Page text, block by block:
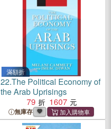
滿額折
22.The Political Economy of
the Arab Uprisings
79
1607
無庫存